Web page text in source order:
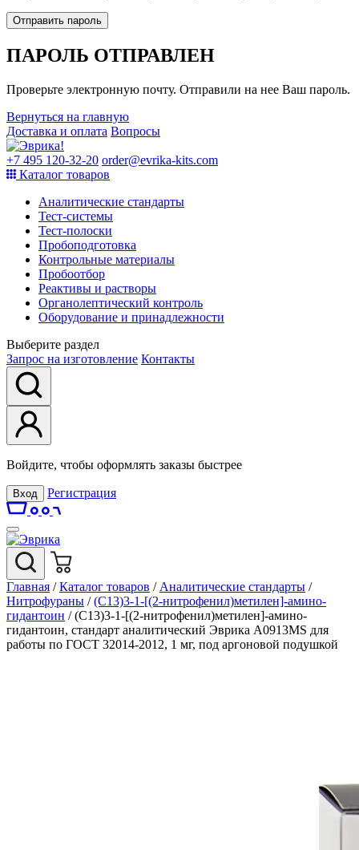
Отправить пароль
ПАРОЛЬ ОТПРАВЛЕН
Проверьте электронную почту. Отправили на нее Ваш пароль.
Вернуться на главную
Доставка и оплата Вопросы
+7 495 120-32-20 order@evrika-kits.com
Каталог товаров
Аналитические стандарты
Тест-системы
Тест-полоски
Пробоподготовка
Контрольные материалы
Пробоотбор
Реактивы и растворы
Органолептический контроль
Оборудование и принадлежности
Выберите раздел
Запрос на изготовление Контакты
Войдите, чтобы оформлять заказы быстрее
Вход Регистрация
Главная / Каталог товаров / Аналитические стандарты /
Нитрофураны / (C13)3-1-[(2-нитрофенил)метилен]-амино-
гидантоин / (C13)3-1-[(2-нитрофенил)метилен]-амино-
гидантоин, стандарт аналитический Эврика A0913MS для
работы по ГОСТ 32014-2012, 1 мг, под аргоновой подушкой